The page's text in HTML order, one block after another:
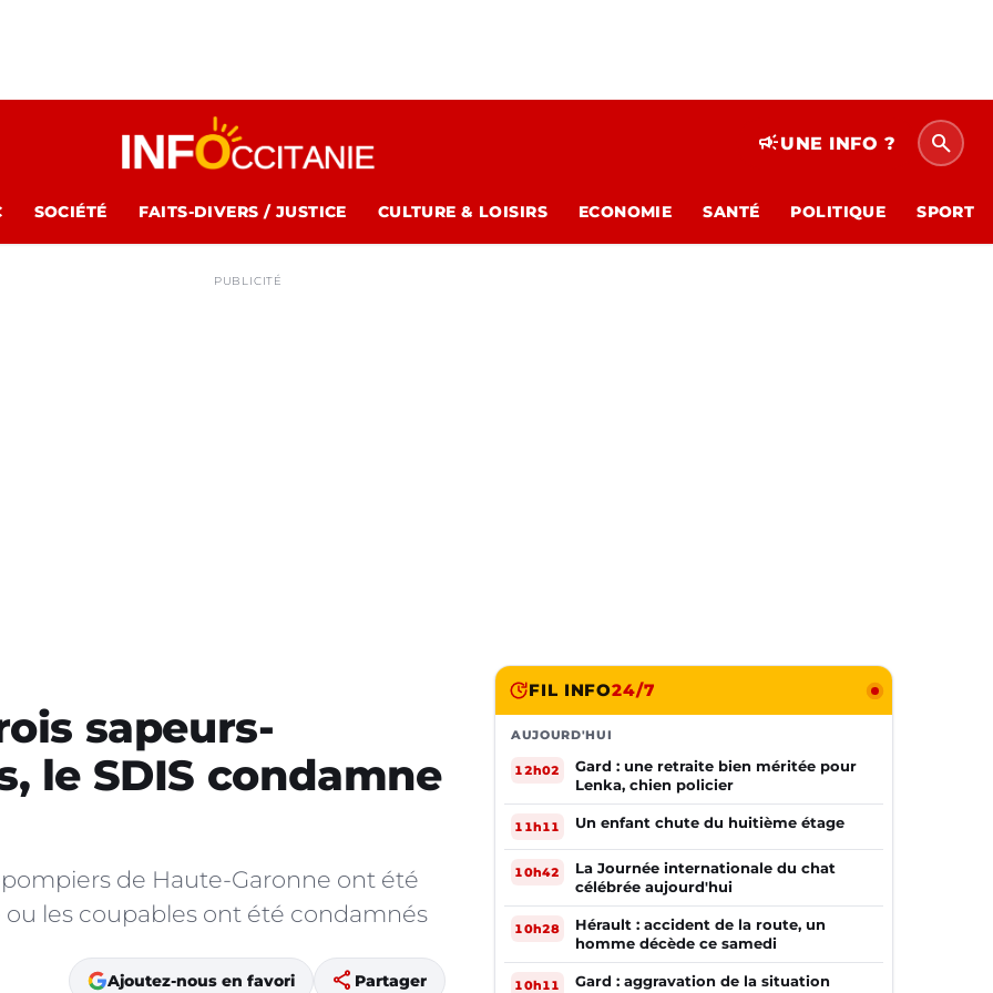
campaignUNE INFO ? search
SOCIÉTÉ FAITS-DIVERS / JUSTICE CULTURE & LOISIRS ECONOMIE SANTÉ POLITIQUE SPORT
PUBLICITÉ
sapeurs-
le SDIS condamne
de Haute-Garonne ont été
ou les coupables ont été condamnés
Ajoutez-nous en favori share Partager
FIL INFO24/7
AUJOURD'HUI
12h02
Gard : une retraite bien méritée pour
Lenka, chien policier
11h11 Un enfant chute du huitième étage
10h42
La Journée internationale du chat
célébrée aujourd'hui
10h28
Hérault : accident de la route, un
homme décède ce samedi
10h11
Gard : aggravation de la situation